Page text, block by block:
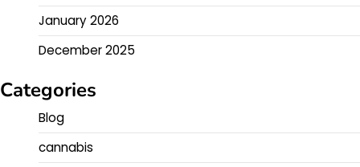
January 2026
December 2025
Categories
Blog
cannabis